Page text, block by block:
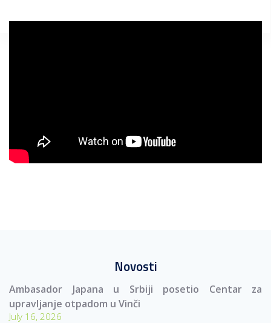
Novosti
Ambasador Japana u Srbiji posetio Centar za
upravljanje otpadom u Vinči
July 16, 2026